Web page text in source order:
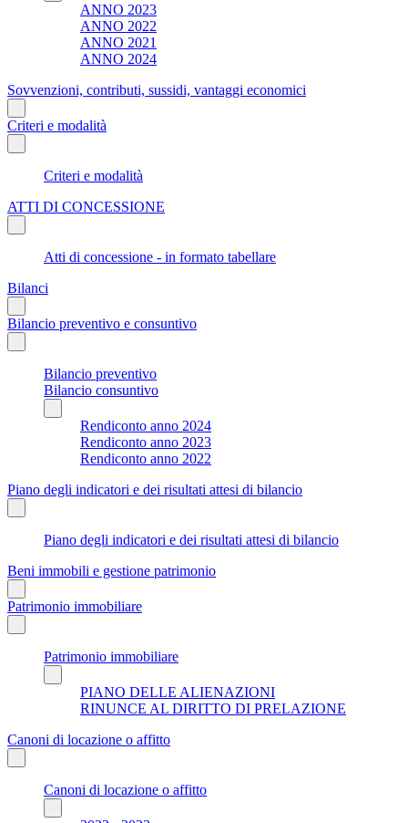
ANNO 2023
ANNO 2022
ANNO 2021
ANNO 2024
Sovvenzioni, contributi, sussidi, vantaggi economici
Criteri e modalità
Criteri e modalità
ATTI DI CONCESSIONE
Atti di concessione - in formato tabellare
Bilanci
Bilancio preventivo e consuntivo
Bilancio preventivo
Bilancio consuntivo
Rendiconto anno 2024
Rendiconto anno 2023
Rendiconto anno 2022
Piano degli indicatori e dei risultati attesi di bilancio
Piano degli indicatori e dei risultati attesi di bilancio
Beni immobili e gestione patrimonio
Patrimonio immobiliare
Patrimonio immobiliare
PIANO DELLE ALIENAZIONI
RINUNCE AL DIRITTO DI PRELAZIONE
Canoni di locazione o affitto
Canoni di locazione o affitto